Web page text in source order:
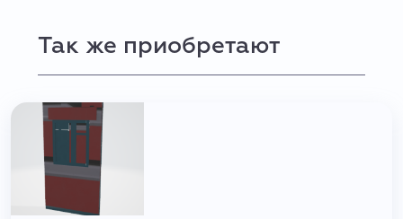
Так же приобретают